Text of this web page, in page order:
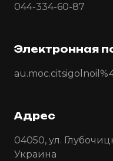
044-334-60-87
Электронная
Адрес
04050, ул.
Украина